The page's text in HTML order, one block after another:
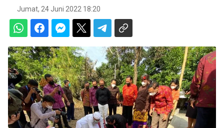
Jumat, 24 Juni 2022 18:20